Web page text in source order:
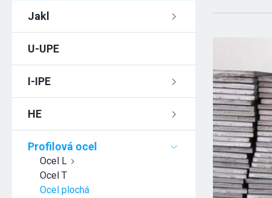
Jakl
U-UPE
I-IPE
HE
Profilová ocel
Ocel L
Ocel T
Ocel plochá